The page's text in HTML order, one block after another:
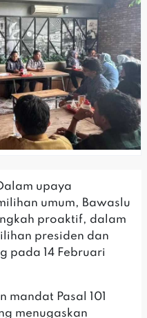
upaya
umum, Bawaslu
proaktif, dalam
presiden dan
pada 14 Februari
mandat Pasal 101
menugaskan